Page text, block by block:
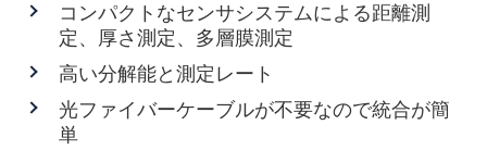
コンパクトなセンサシステムによる距離測
定、厚さ測定、多層膜測定
高い分解能と測定レート
光ファイバーケーブルが不要なので統合が簡
単